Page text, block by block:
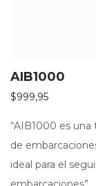
AIB1000
$999,95
“AIB1000 es una
de
ideal para el